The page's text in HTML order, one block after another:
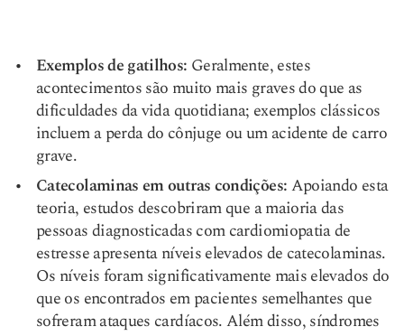
Exemplos de gatilhos: Geralmente, estes
acontecimentos são muito mais graves do que as
dificuldades da vida quotidiana; exemplos clássicos
incluem a perda do cônjuge ou um acidente de carro
grave.
Catecolaminas em outras condições:Apoiando esta
teoria, estudos descobriram que a maioria das
pessoas diagnosticadas com cardiomiopatia de
estresse apresenta níveis elevados de catecolaminas.
Os níveis foram significativamente mais elevados do
que os encontrados em pacientes semelhantes que
sofreram ataques cardíacos. Além disso, síndromes